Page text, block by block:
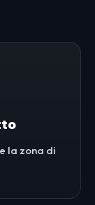
la zona di